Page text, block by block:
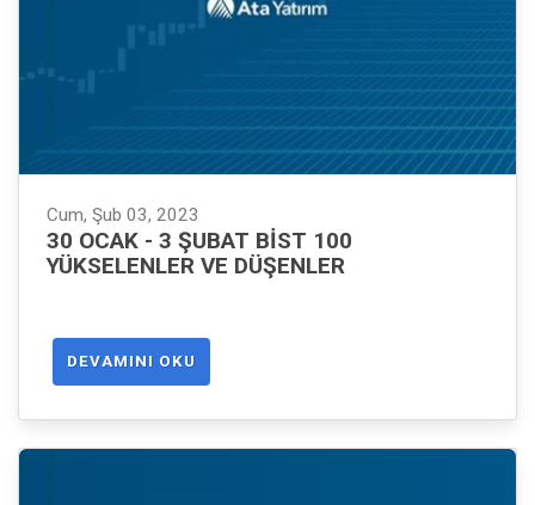
Cum, Şub 03, 2023
30 OCAK - 3 ŞUBAT BIST 100
YÜKSELENLER VE DÜŞENLER
DEVAMINI OKU